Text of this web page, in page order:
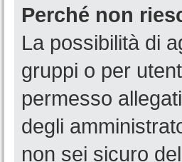
Perché non
La possibilità di
gruppi o per
permesso
degli
non sei sicuro